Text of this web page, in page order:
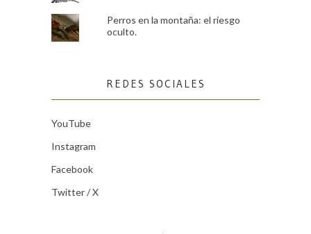
Perros en la montaña: el riesgo
oculto.
REDES SOCIALES
YouTube
Instagram
Facebook
Twitter / X